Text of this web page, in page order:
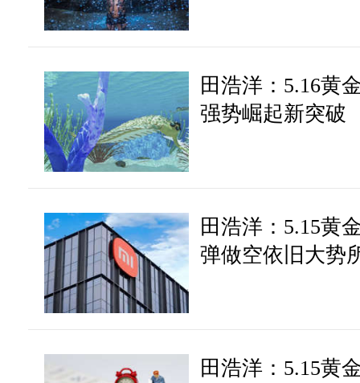
田浩洋：5.16黄
强势崛起新突破
田浩洋：5.15黄
弹做空依旧大势
田浩洋：5.15黄